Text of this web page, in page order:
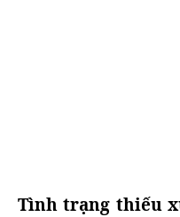
Tình trạng thiếu